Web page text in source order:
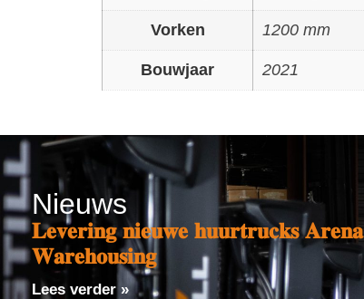
Vorken 1200 mm
Bouwjaar 2021
Nieuws
𝐋𝐞𝐯𝐞𝐫𝐢𝐧𝐠 𝐧𝐢𝐞𝐮𝐰𝐞 𝐡𝐮𝐮𝐫𝐭𝐫𝐮𝐜𝐤𝐬 𝐀𝐫𝐞𝐧𝐚
𝐖𝐚𝐫𝐞𝐡𝐨𝐮𝐬𝐢𝐧𝐠
Lees verder »